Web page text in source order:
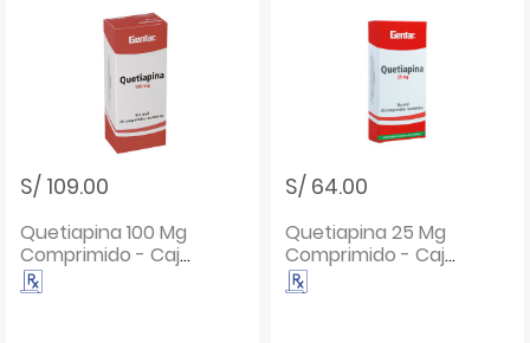
S/ 109.00
Quetiapina 100 Mg
Comprimido - Caja
30 UN
S/ 64.00
Quetiapina 25 Mg
Comprimido - Caja
30 UN